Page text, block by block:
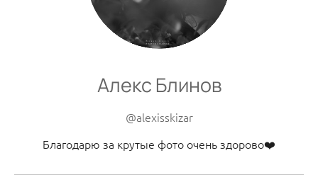
Алекс Блинов
@alexisskizar
Благодарю за крутые фото очень здорово❤️